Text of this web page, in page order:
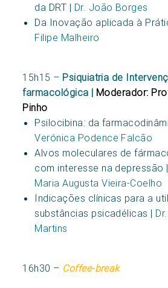
da DRT | Dr. João Borges
Da Inovação aplicada à
Filipe Malheiro
15h15 – Psiquiatria de
farmacológica | Moderador:
Pinho
Psilocibina: da
Verónica Podence Falcão
Alvos moleculares de
com interesse na depressão |
Maria Augusta Vieira-Coelho
Indicações clínicas para a
substâncias psicadélicas |
Martins
16h30 – Coffee-break